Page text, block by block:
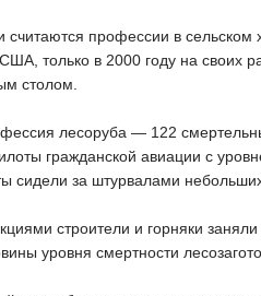
профессии в
только в 2000 году на своих
столом.
лесоруба — 122
гражданской авиации с
сидели за штурвалами
строители и горняки
уровня смертности